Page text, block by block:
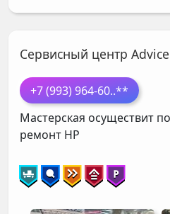
Сервисный центр Advice
+7 (993) 964-60..**
Мастерская осуществит
ремонт HP